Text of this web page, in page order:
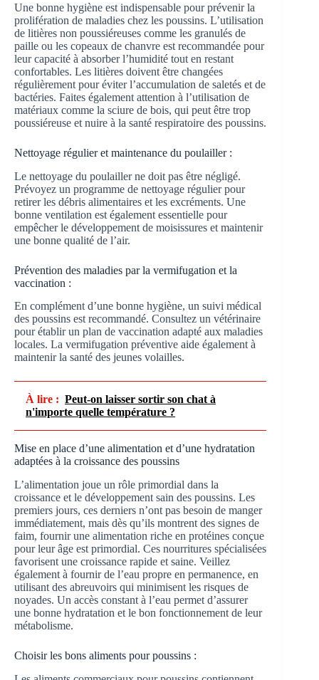
Une bonne hygiène est indispensable pour prévenir la
prolifération de maladies chez les poussins. L’utilisation
de litières non poussiéreuses comme les granulés de
paille ou les copeaux de chanvre est recommandée pour
leur capacité à absorber l’humidité tout en restant
confortables. Les litières doivent être changées
régulièrement pour éviter l’accumulation de saletés et de
bactéries. Faites également attention à l’utilisation de
matériaux comme la sciure de bois, qui peut être trop
poussiéreuse et nuire à la santé respiratoire des poussins.
Nettoyage régulier et maintenance du poulailler :
Le nettoyage du poulailler ne doit pas être négligé.
Prévoyez un programme de nettoyage régulier pour
retirer les débris alimentaires et les excréments. Une
bonne ventilation est également essentielle pour
empêcher le développement de moisissures et maintenir
une bonne qualité de l’air.
Prévention des maladies par la vermifugation et la
vaccination :
En complément d’une bonne hygiène, un suivi médical
des poussins est recommandé. Consultez un vétérinaire
pour établir un plan de vaccination adapté aux maladies
locales. La vermifugation préventive aide également à
maintenir la santé des jeunes volailles.
À lire : Peut-on laisser sortir son chat à
n'importe quelle température ?
Mise en place d’une alimentation et d’une hydratation
adaptées à la croissance des poussins
L’alimentation joue un rôle primordial dans la
croissance et le développement sain des poussins. Les
premiers jours, ces derniers n’ont pas besoin de manger
immédiatement, mais dès qu’ils montrent des signes de
faim, fournir une alimentation riche en protéines conçue
pour leur âge est primordial. Ces nourritures spécialisées
favorisent une croissance rapide et saine. Veillez
également à fournir de l’eau propre en permanence, en
utilisant des abreuvoirs qui minimisent les risques de
noyades. Un accès constant à l’eau permet d’assurer
une bonne hydratation et le bon fonctionnement de leur
métabolisme.
Choisir les bons aliments pour poussins :